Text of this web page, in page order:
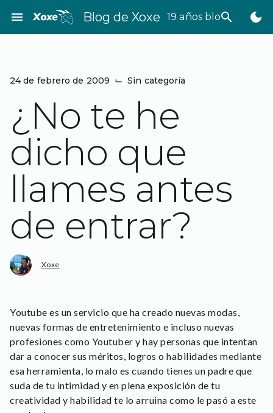
contenido
menu Blog de Xoxe 19 años bloggeando
search dark_mode
24 de febrero de 2009 ⌙ Sin categoría
¿No te he
dicho que
llames antes
de entrar?
Xoxe
Youtube es un servicio que ha creado nuevas modas,
nuevas formas de entretenimiento e incluso nuevas
profesiones como Youtuber y hay personas que intentan
dar a conocer sus méritos, logros o habilidades mediante
esa herramienta, lo malo es cuando tienes un padre que
suda de tu intimidad y en plena exposición de tu
creatividad y habilidad te lo arruina como le pasó a este